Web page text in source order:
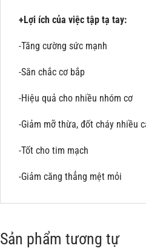
+Lợi ích của việc tập tạ tay:
-Tăng cường sức mạnh
-Săn chắc cơ bắp
-Hiệu quả cho nhiều nhóm cơ
-Giảm mỡ thừa, đốt cháy nhiều
-Tốt cho tim mạch
-Giảm căng thẳng mệt mỏi
Sản phẩm tương tự